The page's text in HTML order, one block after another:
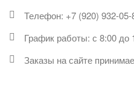
Телефон: +7 (920) 932-05-
График работы: с 8:00 до
Заказы на сайте